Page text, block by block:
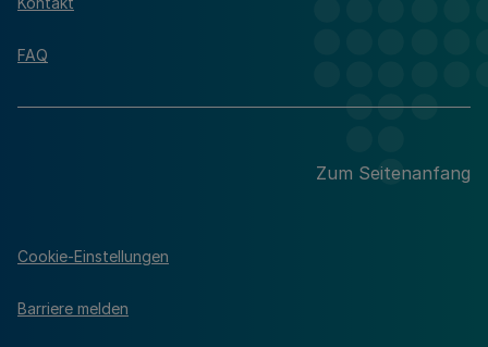
FAQ
Zum Seitenanfang
Cookie-Einstellungen
Barriere melden